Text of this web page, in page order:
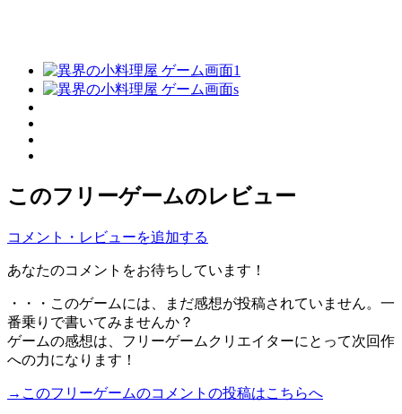
このフリーゲームのレビュー
コメント・レビューを追加する
あなたのコメントをお待ちしています！
・・・このゲームには、まだ感想が投稿されていません。一
番乗りで書いてみませんか？
ゲームの感想は、フリーゲームクリエイターにとって次回作
への力になります！
→このフリーゲームのコメントの投稿はこちらへ